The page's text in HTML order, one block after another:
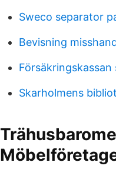
Sweco separator
Bevisning
Skarholmens